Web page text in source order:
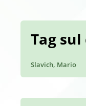
Tag
Slavich, Mario